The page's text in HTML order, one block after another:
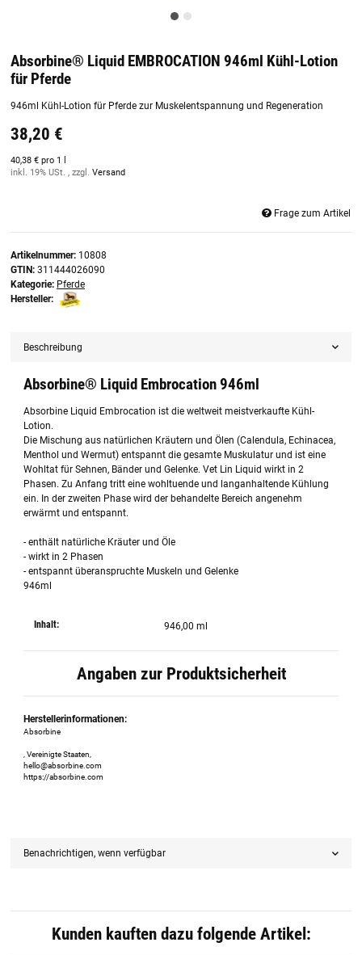
Absorbine® Liquid EMBROCATION 946ml Kühl-Lotion
für Pferde
946ml Kühl-Lotion für Pferde zur Muskelentspannung und Regeneration
38,20 €
40,38 € pro 1 l
inkl. 19% USt. , zzgl. Versand
Frage zum Artikel
Artikelnummer: 10808
GTIN: 311444026090
Kategorie: Pferde
Hersteller:
Beschreibung
Absorbine® Liquid Embrocation 946ml
Absorbine Liquid Embrocation ist die weltweit meistverkaufte Kühl-
Lotion.
Die Mischung aus natürlichen Kräutern und Ölen (Calendula, Echinacea,
Menthol und Wermut) entspannt die gesamte Muskulatur und ist eine
Wohltat für Sehnen, Bänder und Gelenke. Vet Lin Liquid wirkt in 2
Phasen. Zu Anfang tritt eine wohltuende und langanhaltende Kühlung
ein. In der zweiten Phase wird der behandelte Bereich angenehm
erwärmt und entspannt.
- enthält natürliche Kräuter und Öle
- wirkt in 2 Phasen
- entspannt überanspruchte Muskeln und Gelenke
946ml
Inhalt: 946,00 ml
Angaben zur Produktsicherheit
Herstellerinformationen:
Absorbine
, Vereinigte Staaten,
hello@absorbine.com
https://absorbine.com
Benachrichtigen, wenn verfügbar
Kunden kauften dazu folgende Artikel: